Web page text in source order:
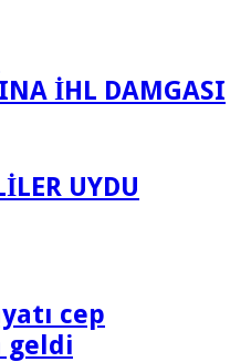
İHL DAMGASI
UYDU
cep
geldi